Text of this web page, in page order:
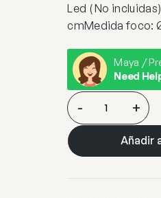
Led ( No
cmMedida foco:
Maya /
Need
FOQUITO
1L
ANDY
LATON
- +
Añadir